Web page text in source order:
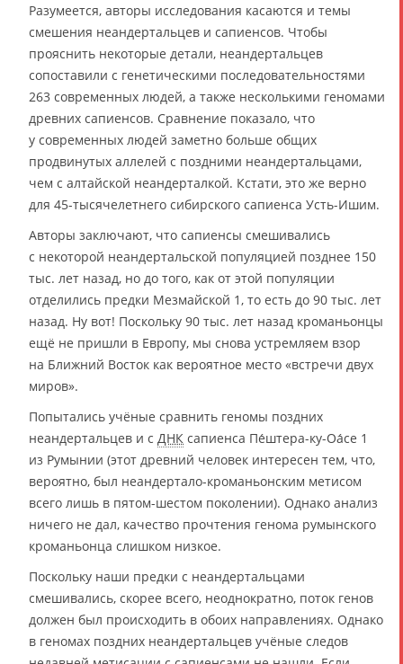
Разумеется, авторы исследования касаются и темы
смешения неандертальцев и сапиенсов. Чтобы
прояснить некоторые детали, неандертальцев
сопоставили с генетическими последовательностями
263 современных людей, а также несколькими геномами
древних сапиенсов. Сравнение показало, что
у современных людей заметно больше общих
продвинутых аллелей с поздними неандертальцами,
чем с алтайской неандерталкой. Кстати, это же верно
для 45-тысячелетнего сибирского сапиенса Усть-Ишим.
Авторы заключают, что сапиенсы смешивались
с некоторой неандертальской популяцией позднее 150
тыс. лет назад, но до того, как от этой популяции
отделились предки Мезмайской 1, то есть до 90 тыс. лет
назад. Ну вот! Поскольку 90 тыс. лет назад кроманьонцы
ещё не пришли в Европу, мы снова устремляем взор
на Ближний Восток как вероятное место «встречи двух
миров».
Попытались учёные сравнить геномы поздних
неандертальцев и с ДНК сапиенса Пе́штера-ку-Оа́се 1
из Румынии (этот древний человек интересен тем, что,
вероятно, был неандертало-кроманьонским метисом
всего лишь в пятом-шестом поколении). Однако анализ
ничего не дал, качество прочтения генома румынского
кроманьонца слишком низкое.
Поскольку наши предки с неандертальцами
смешивались, скорее всего, неоднократно, поток генов
должен был происходить в обоих направлениях. Однако
в геномах поздних неандертальцев учёные следов